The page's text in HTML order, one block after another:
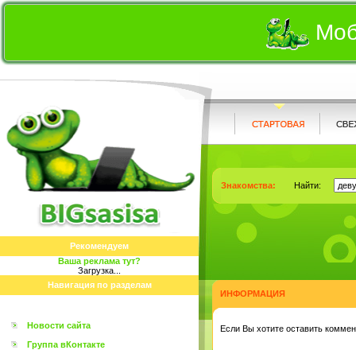
Рекомендуем
Ваша реклама тут?
Загрузка...
Навигация по разделам
Новости сайта
Группа вКонтакте
Знакомства: Найти:
ИНФОРМАЦИЯ
Eсли Вы хотите оставить